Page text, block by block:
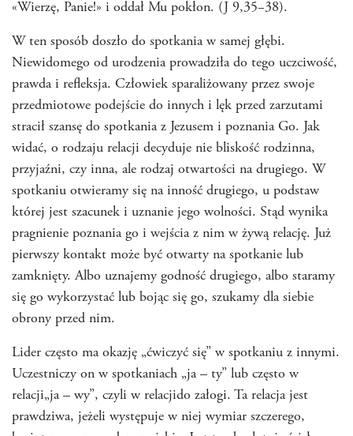
«Wierzę, Panie!» i oddał Mu pokłon. (J 9,35−38).
W ten sposób doszło do spotkania w samej głębi.
Niewidomego od urodzenia prowadziła do tego uczciwość,
prawda i refleksja. Człowiek sparaliżowany przez swoje
przedmiotowe podejście do innych i lęk przed zarzutami
stracił szansę do spotkania z Jezusem i poznania Go. Jak
widać, o rodzaju relacji decyduje nie bliskość rodzinna,
przyjaźni, czy inna, ale rodzaj otwartości na drugiego. W
spotkaniu otwieramy się na inność drugiego, u podstaw
której jest szacunek i uznanie jego wolności. Stąd wynika
pragnienie poznania go i wejścia z nim w żywą relację. Już
pierwszy kontakt może być otwarty na spotkanie lub
zamknięty. Albo uznajemy godność drugiego, albo staramy
się go wykorzystać lub bojąc się go, szukamy dla siebie
obrony przed nim.
Lider często ma okazję „ćwiczyć się” w spotkaniu z innymi.
Uczestniczy on w spotkaniach „ja – ty” lub często w
relacji„ja – wy”, czyli w relacjido załogi. Ta relacja jest
prawdziwa, jeżeli występuje w niej wymiar szczerego,